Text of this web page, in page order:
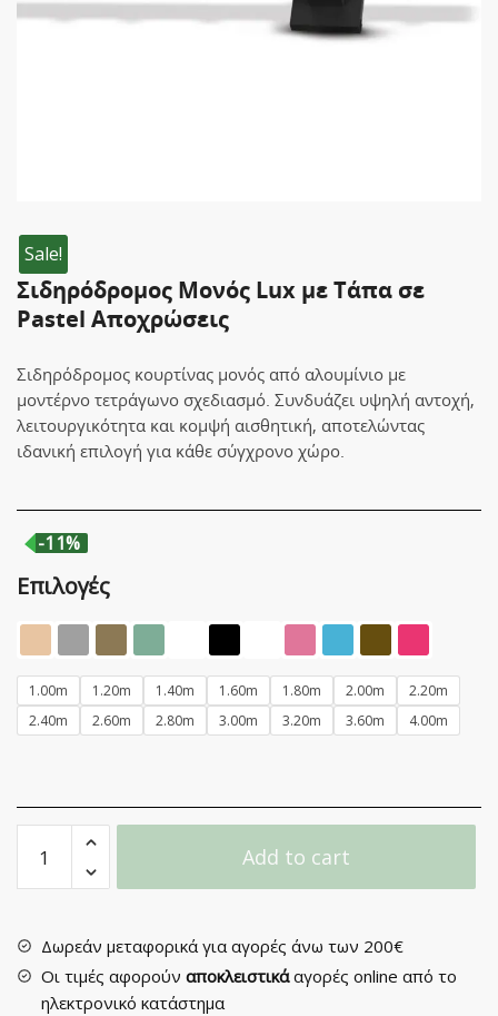
Sale!
Σιδηρόδρομος Μονός Lux με Τάπα σε
Pastel Αποχρώσεις
Σιδηρόδρομος κουρτίνας μονός από αλουμίνιο με
μοντέρνο τετράγωνο σχεδιασμό. Συνδυάζει υψηλή αντοχή,
λειτουργικότητα και κομψή αισθητική, αποτελώντας
ιδανική επιλογή για κάθε σύγχρονο χώρο.
-11%
Επιλογές
1.00m 1.20m 1.40m 1.60m 1.80m 2.00m
2.20m
2.40m
2.60m 2.80m 3.00m 3.20m 3.60m 4.00m
Σιδηρόδρομος
Μονός
Lux
Τάπα
σε
Pastel
Add to cart
Δωρεάν μεταφορικά για αγορές άνω των 200€
Οι τιμές αφορούν αποκλειστικάαγορές online από το
ηλεκτρονικό κατάστημα